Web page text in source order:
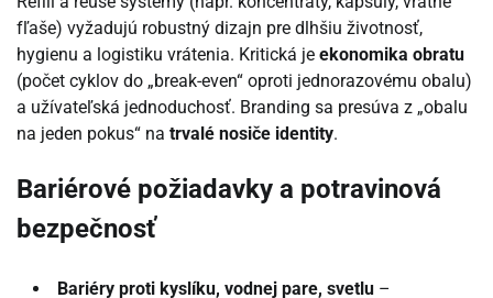
fľaše) vyžadujú robustný dizajn pre dlhšiu životnosť,
hygienu a logistiku vrátenia. Kritická je ekonomika obratu
(počet cyklov do „break-even“ oproti jednorazovému obalu)
a užívateľská jednoduchosť. Branding sa presúva z „obalu
na jeden pokus“ na trvalé nosiče identity.
Bariérové požiadavky a potravinová
bezpečnosť
Bariéry proti kyslíku, vodnej pare, svetlu –